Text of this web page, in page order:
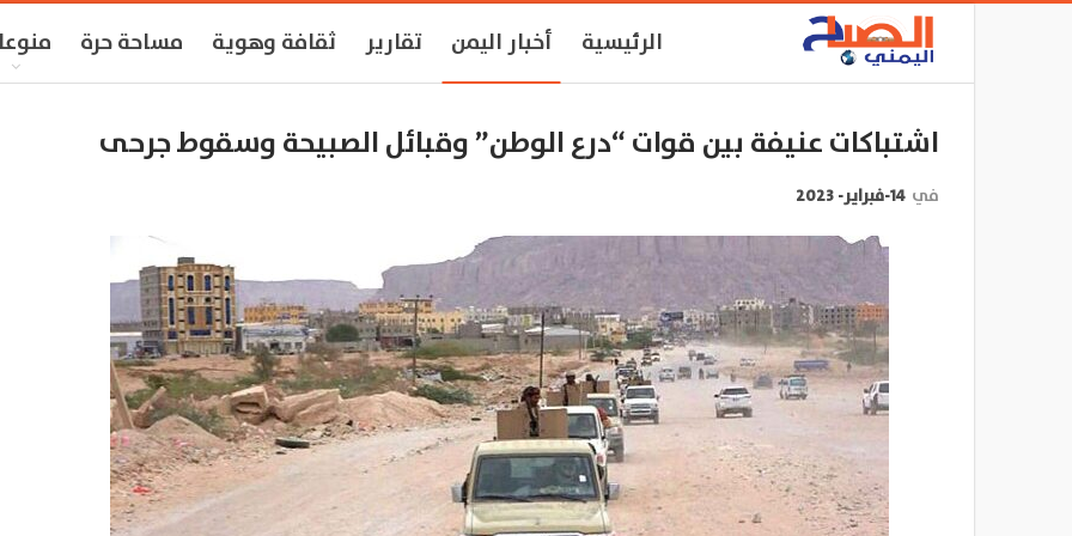
الرئيسية أخبار اليمن تقارير ثقافة وهوية مساحة حرة
اشتباكات عنيفة بين قوات “درع الوطن” وقبائل الصبيحة وسقوط جرحى
في 14-فبراير- 2023